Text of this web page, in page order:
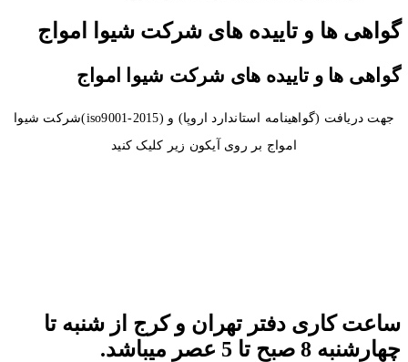
گواهی ها و تاییده های شرکت شیوا امواج
گواهی ها و تاییده های شرکت شیوا امواج
جهت دریافت (گواهینامه استاندارد اروپا) و (iso9001-2015)شرکت شیوا
امواج بر روی آیکون زیر کلیک کنید
ساعت کاری دفتر تهران و کرج از شنبه تا
چهارشنبه 8 صبح تا 5 عصر میباشد.